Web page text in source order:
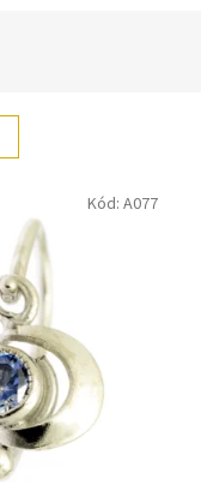
Kód: A077